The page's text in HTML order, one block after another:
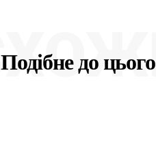
Подібне до цього
СХОЖЕ